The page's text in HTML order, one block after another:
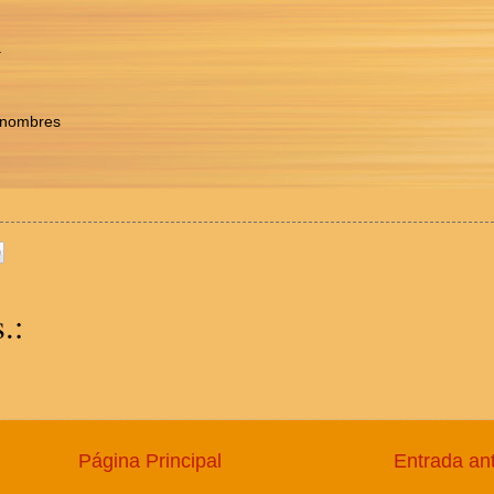
Entrada
Página Principal